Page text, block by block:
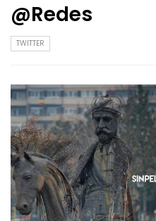
@Redes
TWITTER